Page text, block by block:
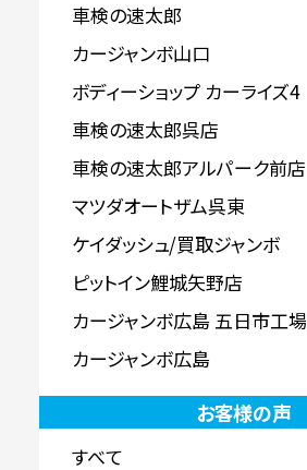
車検の速太郎
カージャンボ山口
ボディーショップ カーライズ4
車検の速太郎呉店
車検の速太郎アルパーク前店
マツダオートザム呉東
ケイダッシュ/買取ジャンボ
ピットイン鯉城矢野店
カージャンボ広島 五日市工場
カージャンボ広島
お客様の声
すべて